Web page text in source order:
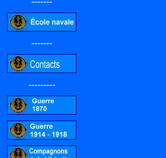
-------
---------